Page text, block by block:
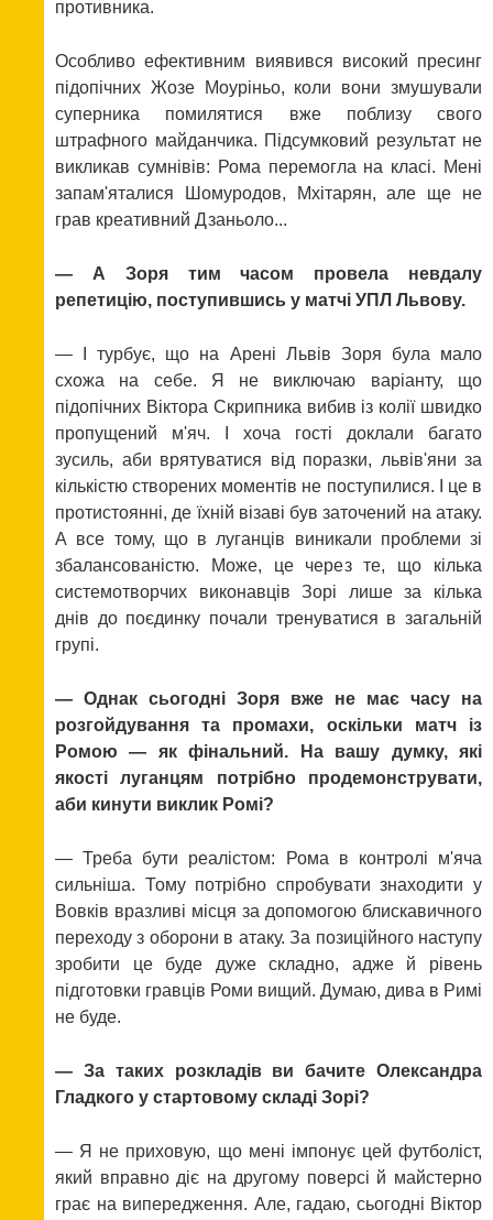
противника.
Особливо ефективним виявився високий пресинг
підопічних Жозе Моуріньо, коли вони змушували
суперника помилятися вже поблизу свого
штрафного майданчика. Підсумковий результат не
викликав сумнівів: Рома перемогла на класі. Мені
запам'яталися Шомуродов, Мхітарян, але ще не
грав креативний Дзаньоло...
— А Зоря тим часом провела невдалу
репетицію, поступившись у матчі УПЛ Львову.
— І турбує, що на Арені Львів Зоря була мало
схожа на себе. Я не виключаю варіанту, що
підопічних Віктора Скрипника вибив із колії швидко
пропущений м'яч. І хоча гості доклали багато
зусиль, аби врятуватися від поразки, львів'яни за
кількістю створених моментів не поступилися. І це в
протистоянні, де їхній візаві був заточений на атаку.
А все тому, що в луганців виникали проблеми зі
збалансованістю. Може, це через те, що кілька
системотворчих виконавців Зорі лише за кілька
днів до поєдинку почали тренуватися в загальній
групі.
— Однак сьогодні Зоря вже не має часу на
розгойдування та промахи, оскільки матч із
Ромою — як фінальний. На вашу думку, які
якості луганцям потрібно продемонструвати,
аби кинути виклик Ромі?
— Треба бути реалістом: Рома в контролі м'яча
сильніша. Тому потрібно спробувати знаходити у
Вовків вразливі місця за допомогою блискавичного
переходу з оборони в атаку. За позиційного наступу
зробити це буде дуже складно, адже й рівень
підготовки гравців Роми вищий. Думаю, дива в Римі
не буде.
— За таких розкладів ви бачите Олександра
Гладкого у стартовому складі Зорі?
— Я не приховую, що мені імпонує цей футболіст,
який вправно діє на другому поверсі й майстерно
грає на випередження. Але, гадаю, сьогодні Віктор